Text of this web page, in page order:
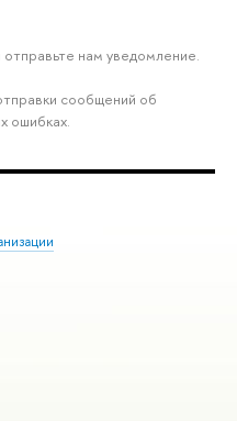
нам уведомление.
сообщений об
ошибках.